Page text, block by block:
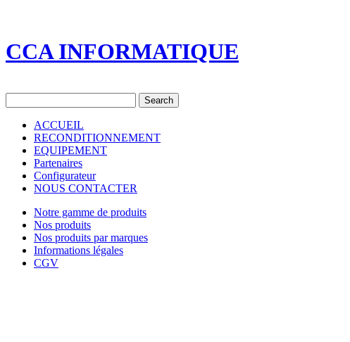
CCA INFORMATIQUE
ACCUEIL
RECONDITIONNEMENT
EQUIPEMENT
Partenaires
Configurateur
NOUS CONTACTER
Notre gamme de produits
Nos produits
Nos produits par marques
Informations légales
CGV